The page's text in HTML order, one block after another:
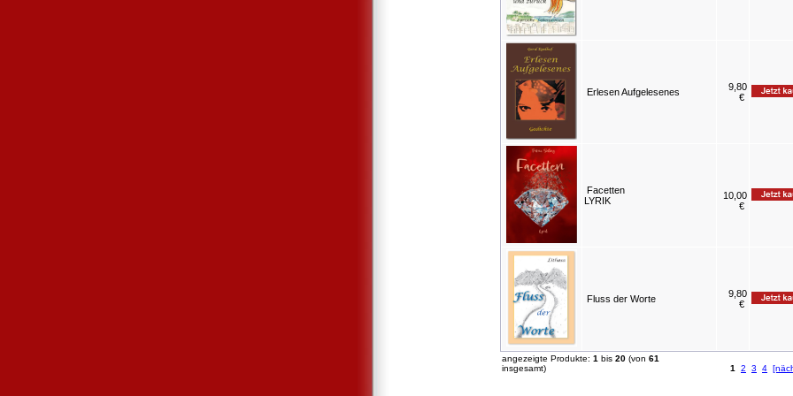
Erlesen Aufgelesenes
9,80
€
Facetten
LYRIK
10,00
€
Fluss der Worte
9,80
€
angezeigte Produkte: 1 bis 20 (von 61
insgesamt)
1
2 3 4